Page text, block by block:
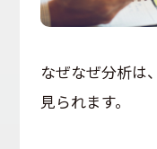
なぜなぜ分析は
見られます。